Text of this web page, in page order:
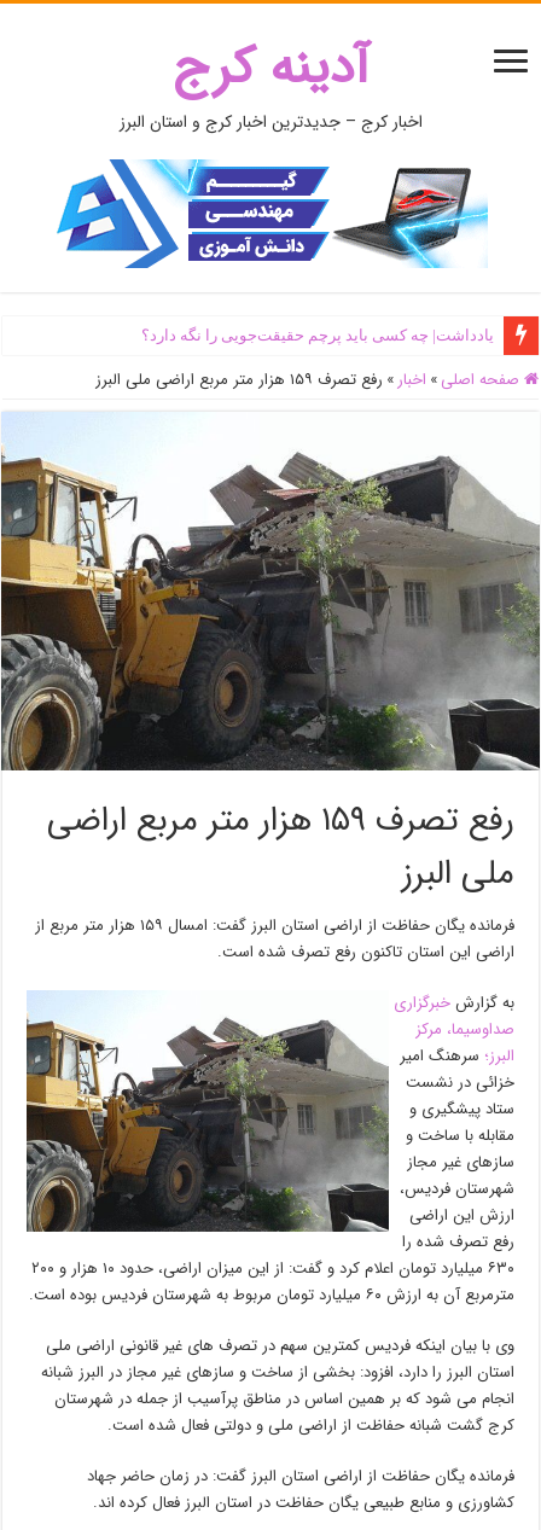
آدینه کرج
اخبار کرج – جدیدترین اخبار کرج و استان البرز
یادداشت| ‌چه کسی باید پرچم حقیقت‌جویی را نگه دارد؟
صفحه اصلی » اخبار » رفع تصرف ۱۵۹ هزار متر مربع اراضی ملی البرز
رفع تصرف ۱۵۹ هزار متر مربع اراضی
ملی البرز
فرمانده یگان حفاظت از اراضی استان البرز گفت: امسال ۱۵۹ هزار متر مربع از
اراضی این استان تاکنون رفع تصرف شده است.
به گزارشخبرگزاری
صداوسیما، مرکز
البرز؛ سرهنگ امیر
خزائی در نشست
ستاد پیشگیری و
مقابله با ساخت و
سازهای غیر مجاز
شهرستان فردیس،
ارزش این اراضی
رفع تصرف شده را
۶۳۰ میلیارد تومان اعلام کرد و گفت: از این میزان اراضی، حدود ۱۰ هزار و ۲۰۰
مترمربع آن به ارزش ۶۰ میلیارد تومان مربوط به شهرستان فردیس بوده است.
وی با بیان اینکه فردیس کمترین سهم در تصرف های غیر قانونی اراضی ملی
استان البرز را دارد، افزود: بخشی از ساخت و سازهای غیر مجاز در البرز شبانه
انجام می شود که بر همین اساس در مناطق پرآسیب از جمله در شهرستان
کرج گشت شبانه حفاظت از اراضی ملی و دولتی فعال شده است.
فرمانده یگان حفاظت از اراضی استان البرز گفت: در زمان حاضر جهاد
کشاورزی و منابع طبیعی یگان حفاظت در استان البرز فعال کرده اند.